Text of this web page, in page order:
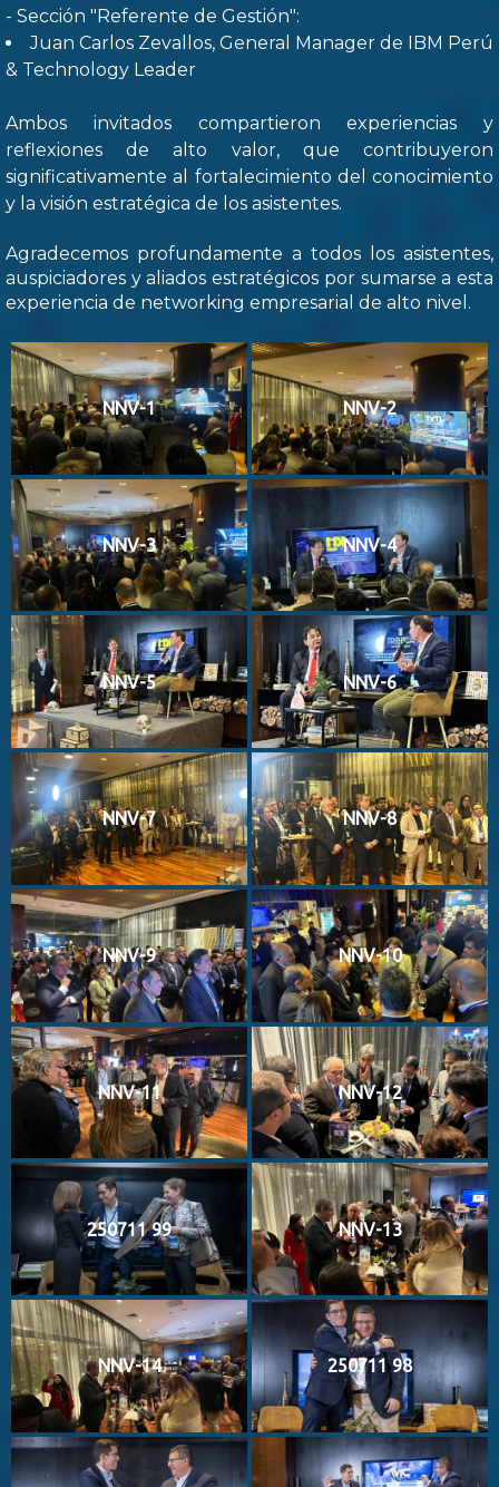
- Sección "Referente de Gestión":
Juan Carlos Zevallos, General Manager de IBM Perú
& Technology Leader
Ambos invitados compartieron experiencias y
reflexiones de alto valor, que contribuyeron
significativamente al fortalecimiento del conocimiento
y la visión estratégica de los asistentes.
Agradecemos profundamente a todos los asistentes,
auspiciadores y aliados estratégicos por sumarse a esta
experiencia de networking empresarial de alto nivel.
NNV-1 NNV-2
NNV-3 NNV-4
NNV-5 NNV-6
NNV-7 NNV-8
NNV-9 NNV-10
NNV-11 NNV-12
250711 99 NNV-13
NNV-14 250711 98